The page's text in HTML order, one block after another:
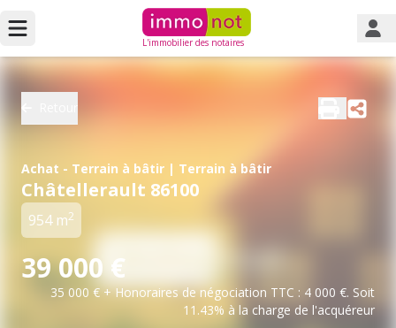
L'immobilier des notaires
Achat - Terrain à bâtir | Terrain à bâtir
Châtellerault 86100
954 m2
39 000 €
35 000 € + Honoraires de négociation TTC : 4 000 €. Soit
11.43% à la charge de l'acquéreur